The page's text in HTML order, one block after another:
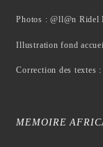
Photos : @ll@n Ridel
Illustration fond
Correction des textes
MEMOIRE